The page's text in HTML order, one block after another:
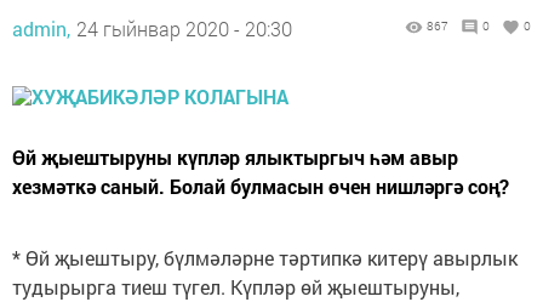
admin, 24 гыйнвар 2020 - 20:30 867 0 0
Өй җыештыруны күпләр ялыктыргыч һәм авыр
хезмәткә саный. Болай булмасын өчен нишләргә соң?
* Өй җыештыру, бүлмәләрне тәртипкә китерү авырлык
тудырырга тиеш түгел. Күпләр өй җыештыруны,